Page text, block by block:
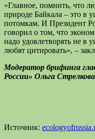
«Главное, помнить, что
природе Байкала – это в
потомкам. И Президент
говорил о том, что
надо удовлетворять не в
любят цитировать», –
Модератор брифинга
России» Ольга Стрелкова
Источник: